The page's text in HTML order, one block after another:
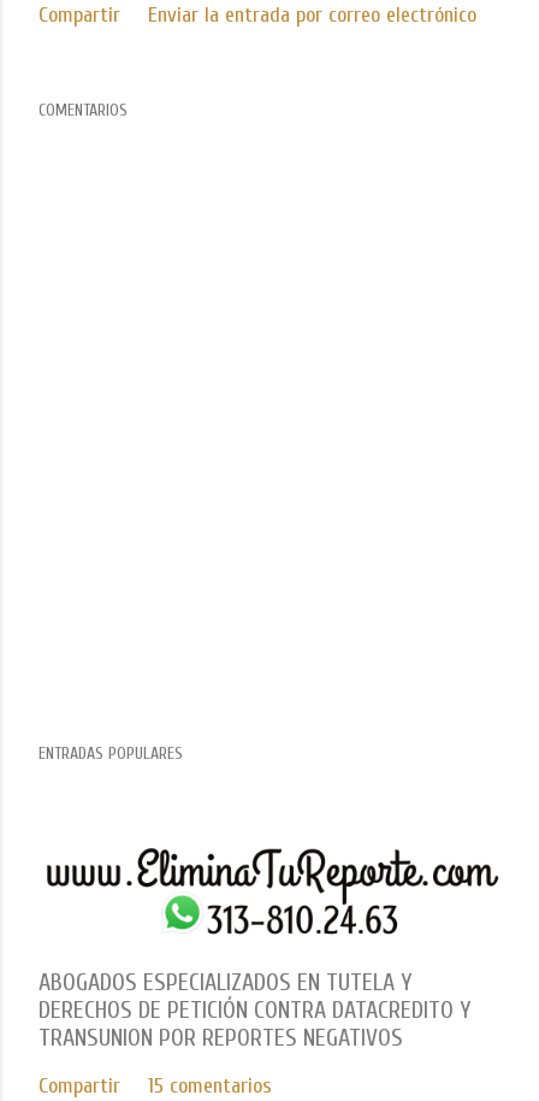
Compartir Enviar la entrada por correo electrónico
COMENTARIOS
ENTRADAS POPULARES
ABOGADOS ESPECIALIZADOS EN TUTELA Y
DERECHOS DE PETICIÓN CONTRA DATACREDITO Y
TRANSUNION POR REPORTES NEGATIVOS
Compartir 15 comentarios